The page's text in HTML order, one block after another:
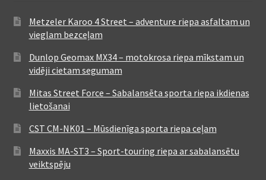
Metzeler Karoo 4 Street – adventure riepa asfaltam un
vieglam bezceļam
Dunlop Geomax MX34 – motokrosa riepa mīkstam un
vidēji cietam segumam
Mitas Street Force – Sabalansēta sporta riepa ikdienas
lietošanai
CST CM-NK01 – Mūsdienīga sporta riepa ceļam
Maxxis MA-ST3 – Sport-touring riepa ar sabalansētu
veiktspēju